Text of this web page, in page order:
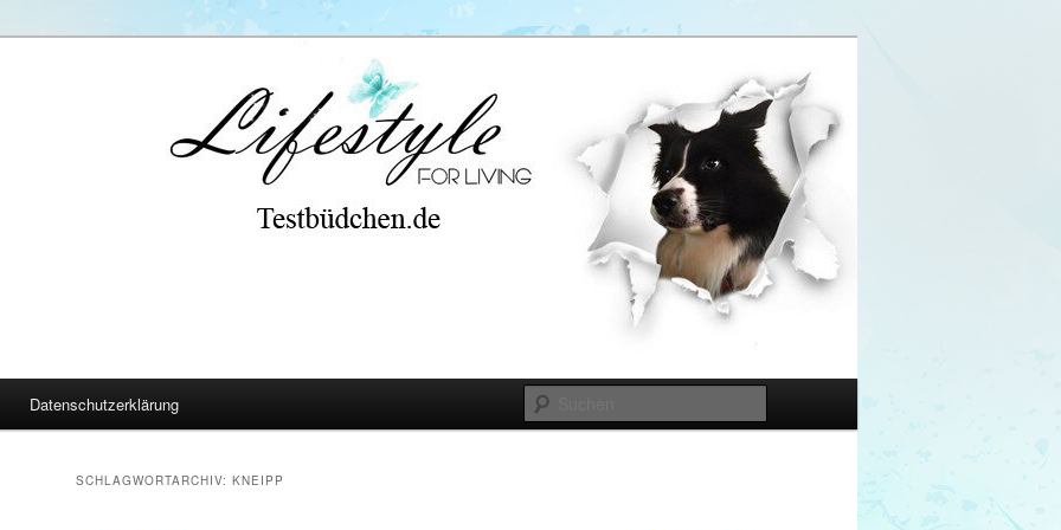
Datenschutzerklärung
SCHLAGWORTARCHIV: KNEIPP